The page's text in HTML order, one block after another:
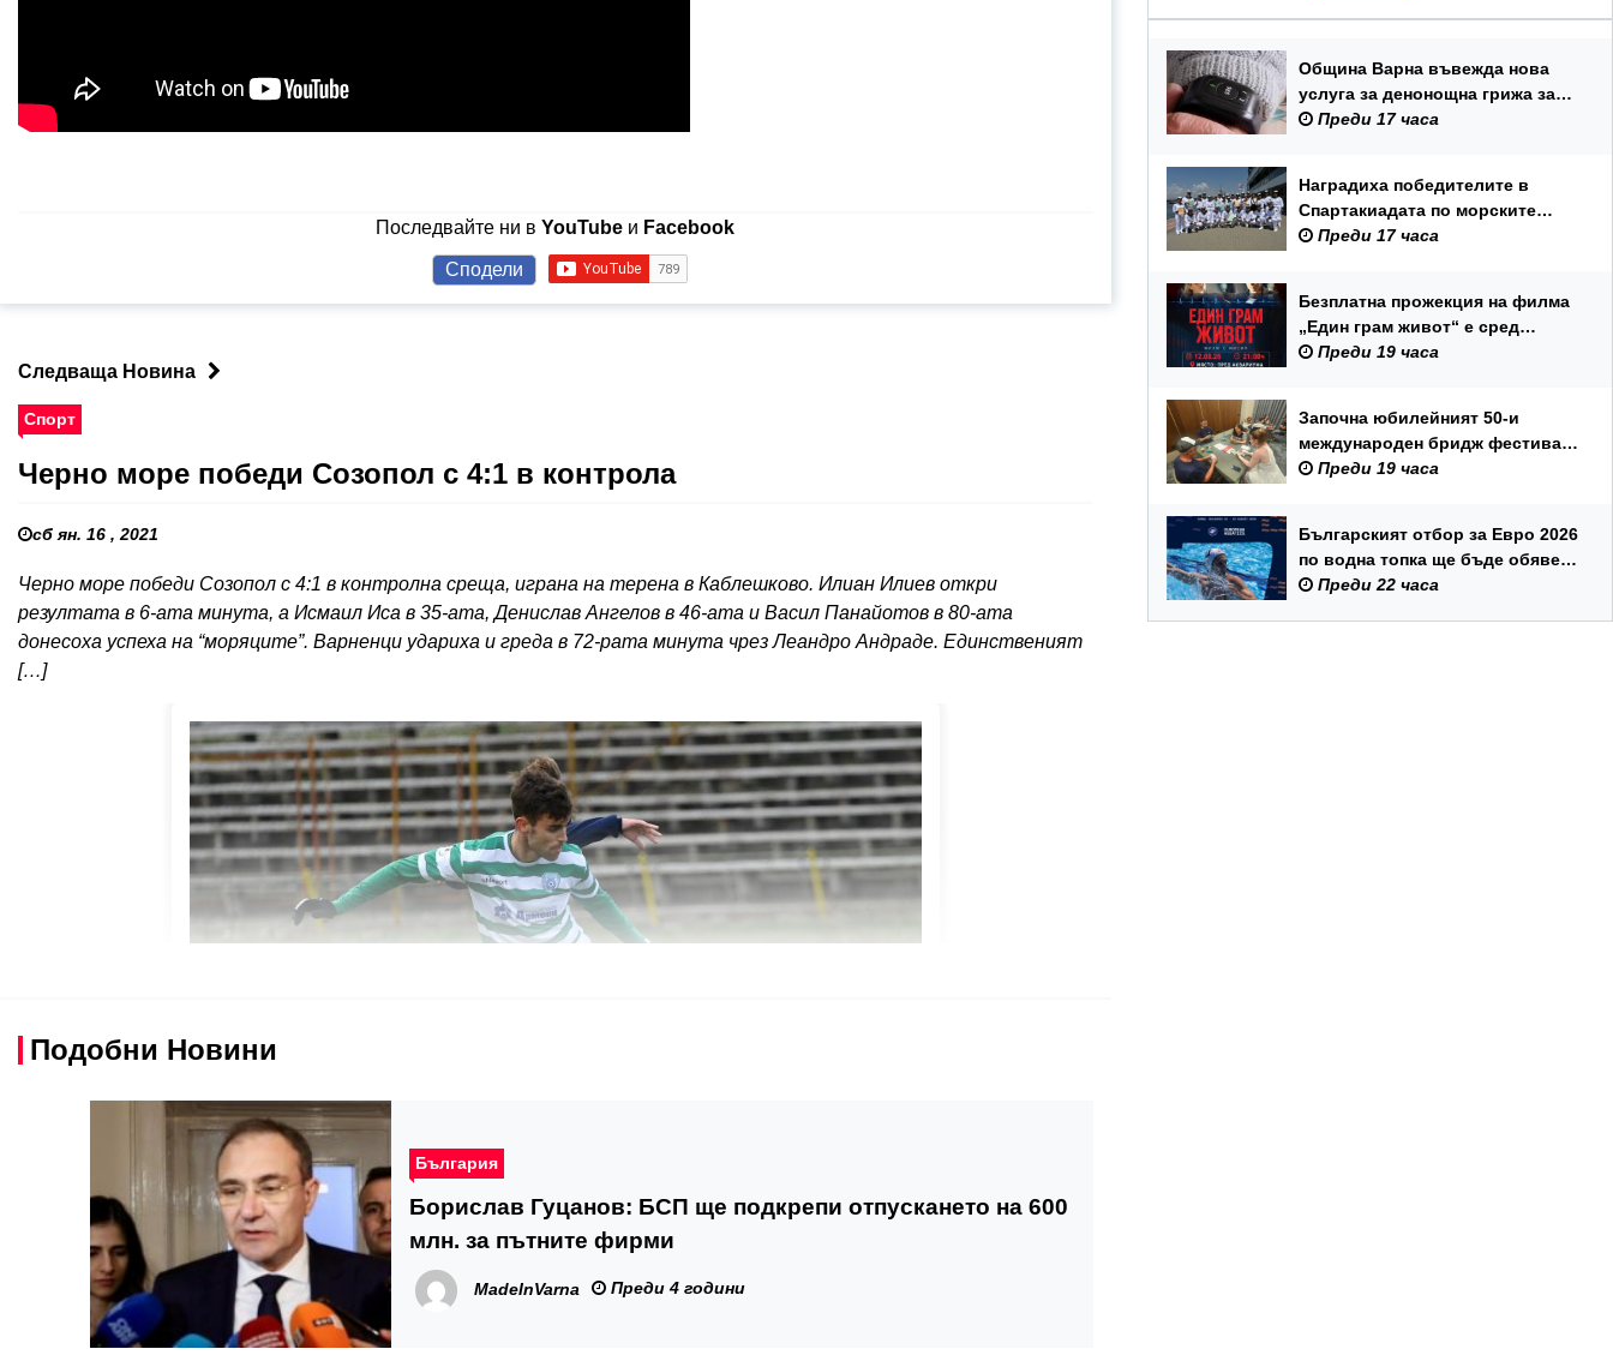
Последвайте ни вYouTube и Facebook
Сподели
Следваща Новина
Спорт
Черно море победи Созопол с 4:1 в контрола
сб ян. 16 , 2021
Черно море победи Созопол с 4:1 в контролна среща, играна на терена в Каблешково. Илиан Илиев откри
резултата в 6-ата минута, а Исмаил Иса в 35-ата, Денислав Ангелов в 46-ата и Васил Панайотов в 80-ата
донесоха успеха на “моряците”. Варненци удариха и греда в 72-рата минута чрез Леандро Андраде. Единственият
[…]
Подобни Новини
България
Борислав Гуцанов: БСП ще подкрепи отпускането на 600
млн. за пътните фирми
MadeInVarna Преди 4 години
Община Варна въвежда нова
услуга за денонощна грижа за
възрастни хора и лица с трайни
Преди 17 часа
Наградиха победителите в
Спартакиадата по морските
спортове на Военноморските
Преди 17 часа
Безплатна прожекция на филма
„Един грам живот“ е сред
събитията за Международния
Преди 19 часа
Започна юбилейният 50-и
международен бридж фестивал
„Варна“
Преди 19 часа
Българският отбор за Евро 2026
по водна топка ще бъде обявен
на 7 август
Преди 22 часа